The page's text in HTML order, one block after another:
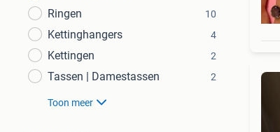
Ringen
10
Kettinghangers 4
Kettingen 2
Tassen | Damestassen 2
Toon meer